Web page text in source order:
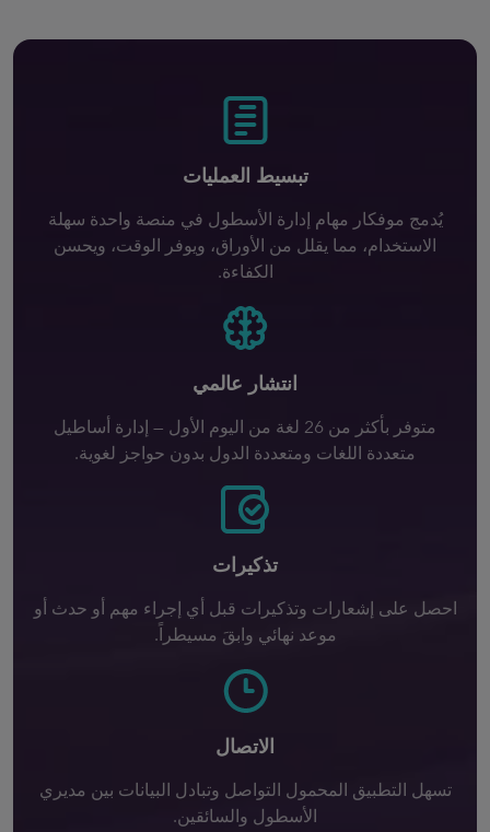
تبسيط العمليات
يُدمج موفكار مهام إدارة الأسطول في منصة واحدة سهلة
الاستخدام، مما يقلل من الأوراق، ويوفر الوقت، ويحسن
الكفاءة.
انتشار عالمي
متوفر بأكثر من 26 لغة من اليوم الأول — إدارة أساطيل
متعددة اللغات ومتعددة الدول بدون حواجز لغوية.
تذكيرات
احصل على إشعارات وتذكيرات قبل أي إجراء مهم أو حدث أو
موعد نهائي وابقَ مسيطراً.
الاتصال
تسهل التطبيق المحمول التواصل وتبادل البيانات بين مديري
الأسطول والسائقين.